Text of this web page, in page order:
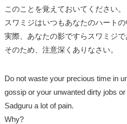
このことを覚えておいてください。
スワミジはいつもあなたのハートの
実際、あなたの影ですらスワミジで
そのため、注意深くありなさい。
Do not waste your precious time in
gossip or your unwanted dirty jobs
Sadguru a lot of pain.
Why?